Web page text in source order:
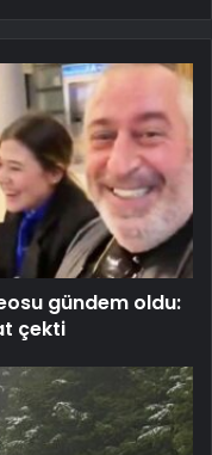
gündem oldu:
çekti